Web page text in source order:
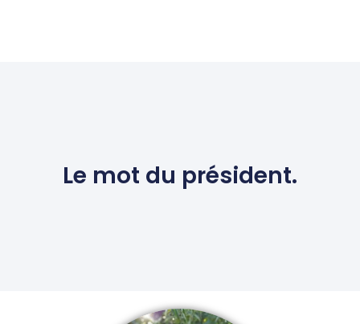
Le mot du président.